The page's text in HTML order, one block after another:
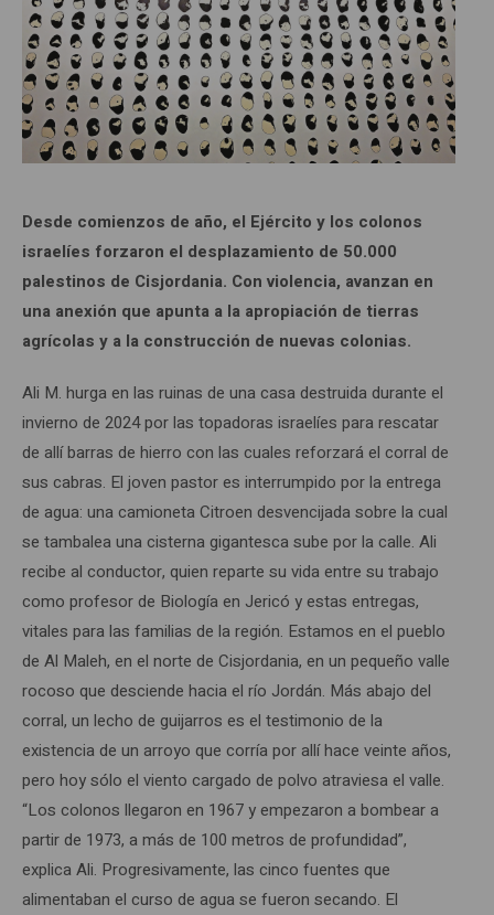
Desde comienzos de año, el Ejército y los colonos
israelíes forzaron el desplazamiento de 50.000
palestinos de Cisjordania. Con violencia, avanzan en
una anexión que apunta a la apropiación de tierras
agrícolas y a la construcción de nuevas colonias.
Ali M. hurga en las ruinas de una casa destruida durante el
invierno de 2024 por las topadoras israelíes para rescatar
de allí barras de hierro con las cuales reforzará el corral de
sus cabras. El joven pastor es interrumpido por la entrega
de agua: una camioneta Citroen desvencijada sobre la cual
se tambalea una cisterna gigantesca sube por la calle. Ali
recibe al conductor, quien reparte su vida entre su trabajo
como profesor de Biología en Jericó y estas entregas,
vitales para las familias de la región. Estamos en el pueblo
de Al Maleh, en el norte de Cisjordania, en un pequeño valle
rocoso que desciende hacia el río Jordán. Más abajo del
corral, un lecho de guijarros es el testimonio de la
existencia de un arroyo que corría por allí hace veinte años,
pero hoy sólo el viento cargado de polvo atraviesa el valle.
“Los colonos llegaron en 1967 y empezaron a bombear a
partir de 1973, a más de 100 metros de profundidad”,
explica Ali. Progresivamente, las cinco fuentes que
alimentaban el curso de agua se fueron secando. El